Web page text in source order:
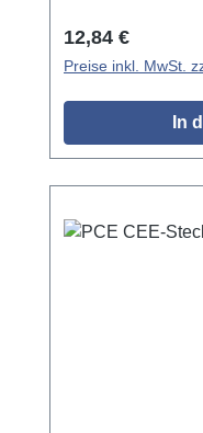
Regulärer Preis:
12,84 €
Preise inkl. MwSt.
In